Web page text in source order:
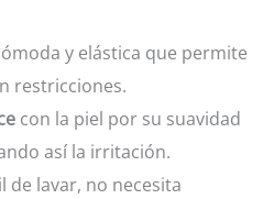
y elástica que permite
restricciones.
con la piel por su suavidad
así la irritación.
de lavar, no necesita